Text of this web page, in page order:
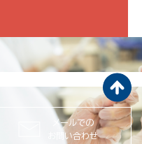
メールでの
お問い合わせ